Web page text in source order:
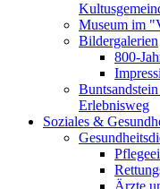
Museum im
Bildergalerien
800-
Erlebnisweg
Soziales &
Ärzte